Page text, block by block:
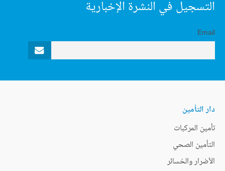
التسجيل في النشرة الإخبارية
Email
دار التأمين
تأمين المركبات
التأمين الصحي
الأضرار والخسائر